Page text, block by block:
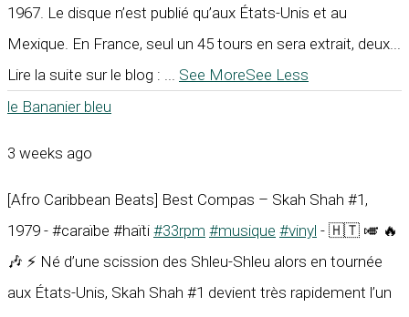
1967. Le disque n’est publié qu’aux États-Unis et au
Mexique. En France, seul un 45 tours en sera extrait, deux...
Lire la suite sur le blog :
See MoreSee Less
le Bananier bleu
3 weeks ago
[Afro Caribbean Beats] Best Compas – Skah Shah #1,
1979 - #caraïbe #haïti #33rpm #musique #vinyl - 🇭🇹 🎺 🔥
🎶 ⚡ Né d’une scission des Shleu-Shleu alors en tournée
aux États-Unis, Skah Shah #1 devient très rapidement l’un